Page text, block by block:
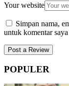
Your website
Simpan nama,
untuk komentar
POPULER